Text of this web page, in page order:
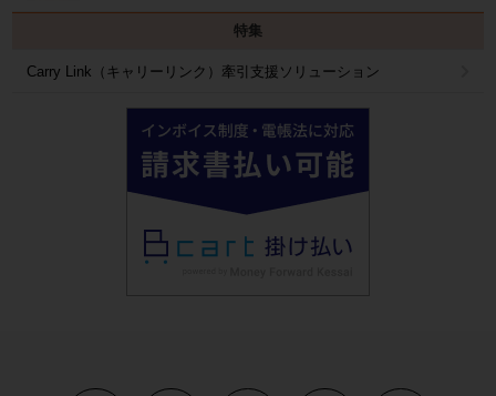
特集
Carry Link（キャリーリンク）牽引支援ソリューション